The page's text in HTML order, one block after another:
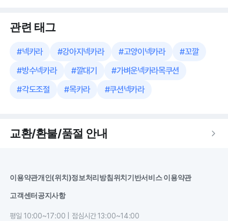
관련 태그
#넥카라 #강아지넥카라 #고양이넥카라 #꼬깔
#방수넥카라 #깔대기 #가벼운넥카라목쿠션
#각도조절 #목카라 #쿠션넥카라
교환/환불/품절 안내
이용약관개인(위치)정보처리방침위치기반서비스 이용약관
고객센터공지사항
평일 10:00~17:00 | 점심시간 13:00~14:00